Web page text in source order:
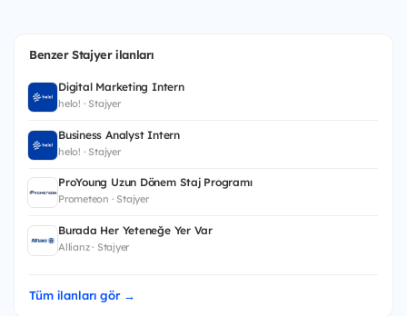
Benzer Stajyer ilanları
Digital Marketing Intern
helo! · Stajyer
Business Analyst Intern
helo! · Stajyer
ProYoung Uzun Dönem Staj Programı
Prometeon · Stajyer
Burada Her Yeteneğe Yer Var
Allianz · Stajyer
Tüm ilanları gör →